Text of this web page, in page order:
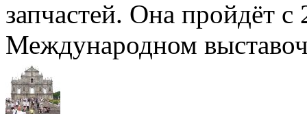
запчастей. Она пройдёт
Международном